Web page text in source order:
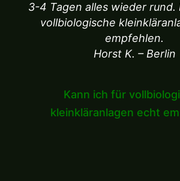
3-4 Tagen alles wieder rund.
vollbiologische
empfehlen.
Horst K. – Berlin
Kann ich für
kleinkläranlagen echt